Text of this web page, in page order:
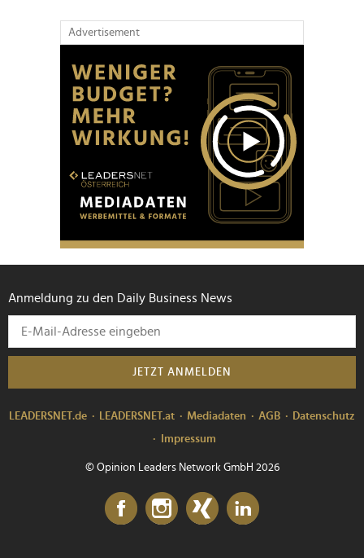
Advertisement
Anmeldung zu den Daily Business News
JETZT ANMELDEN
LEADERSNET.de LEADERSNET.at Mediadaten AGB
Datenschutz
Impressum
© Opinion Leaders Network GmbH 2026